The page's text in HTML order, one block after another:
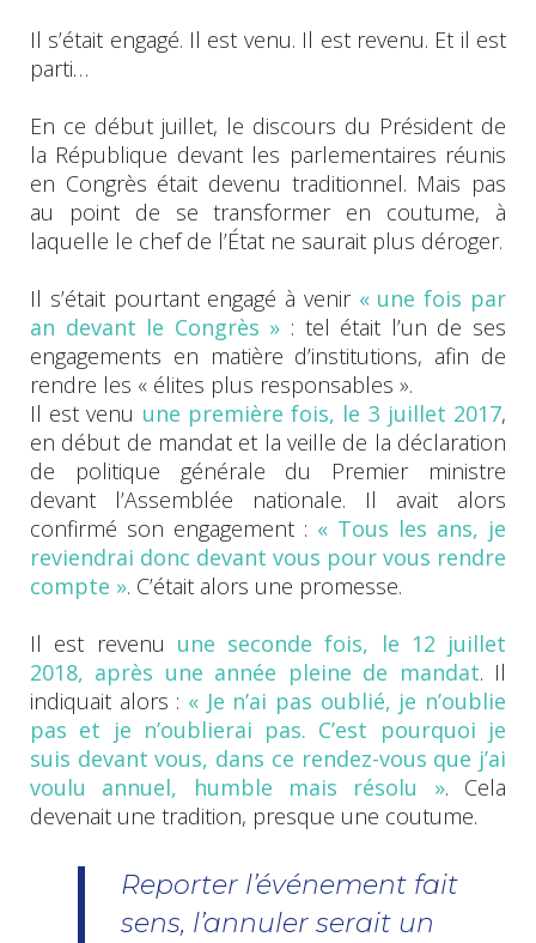
Il s’était engagé. Il est venu. Il est revenu. Et il est
parti…
En ce début juillet, le discours du Président de
la République devant les parlementaires réunis
en Congrès était devenu traditionnel. Mais pas
au point de se transformer en coutume, à
laquelle le chef de l’État ne saurait plus déroger.
Il s’était pourtant engagé à venir « une fois par
an devant le Congrès » : tel était l’un de ses
engagements en matière d’institutions, afin de
rendre les « élites plus responsables ».
Il est venu une première fois, le 3 juillet 2017,
en début de mandat et la veille de la déclaration
de politique générale du Premier ministre
devant l’Assemblée nationale. Il avait alors
confirmé son engagement : « Tous les ans, je
reviendrai donc devant vous pour vous rendre
compte ». C’était alors une promesse.
Il est revenu une seconde fois, le 12 juillet
2018, après une année pleine de mandat. Il
indiquait alors : « Je n’ai pas oublié, je n’oublie
pas et je n’oublierai pas. C’est pourquoi je
suis devant vous, dans ce rendez-vous que j’ai
voulu annuel, humble mais résolu ». Cela
devenait une tradition, presque une coutume.
Reporter l’événement fait
sens, l’annuler serait un